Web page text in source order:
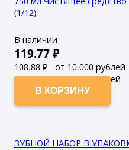
(1/12)
В наличии
119.77₽
108.88 ₽ - от 10.000 рублей
98.98₽ - от 50.000 рублей
В КОРЗИНУ
ЗУБНОЙ НАБОР В